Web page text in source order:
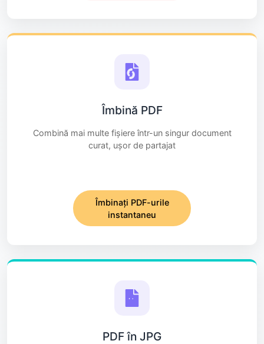
Îmbină PDF
Combină mai multe fișiere într-un singur document
curat, ușor de partajat
Îmbinați PDF-urile
instantaneu
PDF în JPG